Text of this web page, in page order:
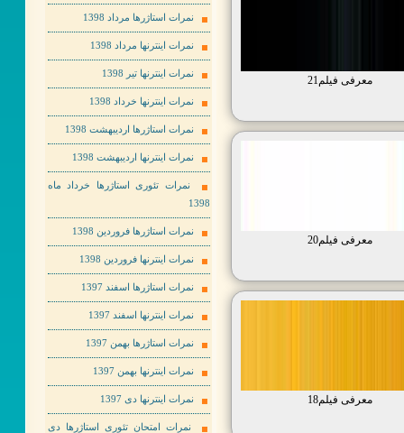
معرفی فیلم21
معرفی فیلم20
معرفی فیلم18
نمرات استاژرها مرداد 1398
نمرات اینترنها مرداد 1398
نمرات اینترنها تیر 1398
نمرات اینترنها خرداد 1398
نمرات استاژرها اردیبهشت 1398
نمرات اینترنها اردیبهشت 1398
نمرات تئوری استاژرها خرداد ماه
1398
نمرات استاژرها فروردین 1398
نمرات اینترنها فروردین 1398
نمرات استاژرها اسفند 1397
نمرات اینترنها اسفند 1397
نمرات استاژرها بهمن 1397
نمرات اینترنها بهمن 1397
نمرات اینترنها دی 1397
نمرات امتحان تئوری استاژرها دی